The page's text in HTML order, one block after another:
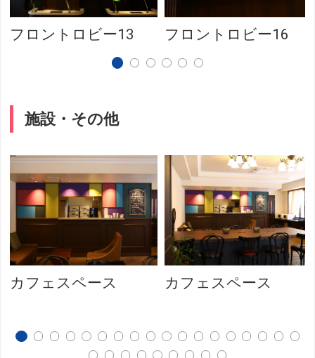
フロントロビー13 フロントロビー16
施設・その他
カフェスペース カフェスペース